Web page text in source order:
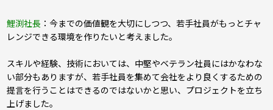
鯉渕社長 ：今までの価値観を大切にしつつ、若手社員がもっとチャ
レンジできる環境を作りたいと考えました。
スキルや経験、技術においては、中堅やベテラン社員にはかなわな
い部分もありますが、若手社員を集めて会社をより良くするための
提言を行うことはできるのではないかと思い、プロジェクトを立ち
上げました。